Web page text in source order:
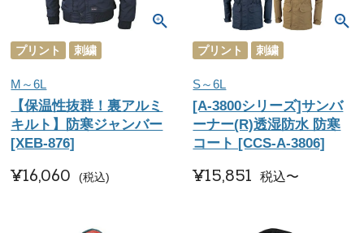
プリント 刺繍
M～6L
【保温性抜群！裏アルミ
キルト】防寒ジャンバー
[XEB-876]
¥16,060 税込
プリント 刺繍
S～6L
[A-3800シリーズ]サンバ
ーナー(R)透湿防水 防寒
コート [CCS-A-3806]
¥15,851 税込〜